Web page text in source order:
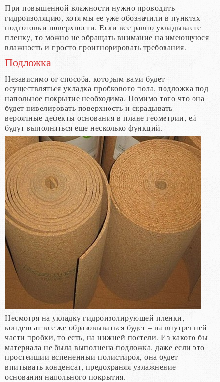
При повышенной влажности нужно проводить
гидроизоляцию, хотя мы ее уже обозначили в пунктах
подготовки поверхности. Если все равно укладываете
пленку, то можно не обращать внимание на имеющуюся
влажность и просто проигнорировать требования.
Подложка
Независимо от способа, которым вами будет
осуществляться укладка пробкового пола, подложка под
напольное покрытие необходима. Помимо того что она
будет нивелировать поверхность и скрадывать
вероятные дефекты основания в плане геометрии, ей
будут выполняться еще несколько функций.
Несмотря на укладку гидроизолирующей пленки,
конденсат все же образовываться будет – на внутренней
части пробки, то есть, на нижней постели. Из какого бы
материала не была выполнена подложка, даже если это
простейший вспененный полистирол, она будет
впитывать конденсат, предохраняя увлажнение
основания напольного покрытия.